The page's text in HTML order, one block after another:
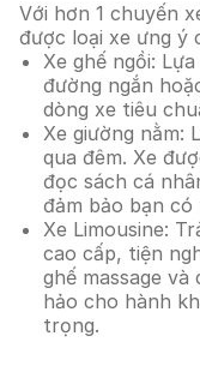
Với hơn 1 chuyến
được loại xe ưng ý
Xe ghế ngồi:
đường ngắn
dòng xe tiêu
Xe giường nằm:
qua đêm. Xe
đọc sách cá
đảm bảo bạn
Xe Limousine:
cao cấp, tiện
ghế massage
hảo cho hành
trọng.